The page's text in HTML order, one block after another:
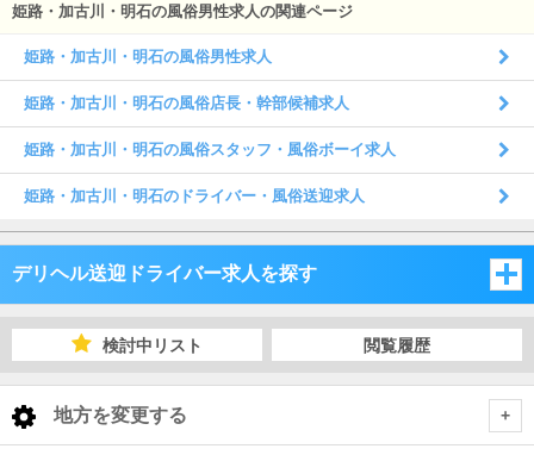
姫路・加古川・明石の風俗男性求人の関連ページ
姫路・加古川・明石の風俗男性求人
姫路・加古川・明石の風俗店長・幹部候補求人
姫路・加古川・明石の風俗スタッフ・風俗ボーイ求人
姫路・加古川・明石のドライバー・風俗送迎求人
デリヘル送迎ドライバー求人を探す
大阪府
検討中リスト 閲覧履歴
地方を変更する